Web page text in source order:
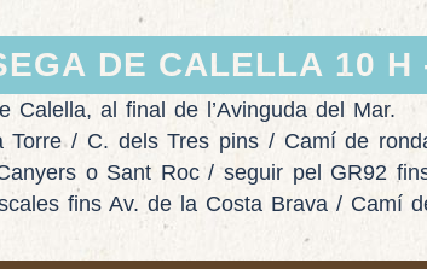
DE CALELLA 10
Calella, al final de l’Avinguda del Mar.
/ C. dels Tres pins / Camí de
o Sant Roc / seguir pel GR92
fins Av. de la Costa Brava / Camí